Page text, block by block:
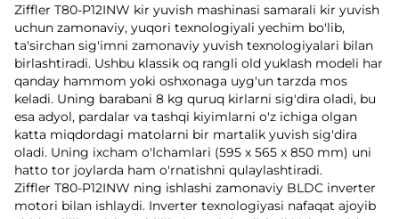
Ziffler T80-P12INW kir yuvish mashinasi samarali kir yuvish
uchun zamonaviy, yuqori texnologiyali yechim bo'lib,
ta'sirchan sig'imni zamonaviy yuvish texnologiyalari bilan
birlashtiradi. Ushbu klassik oq rangli old yuklash modeli har
qanday hammom yoki oshxonaga uyg'un tarzda mos
keladi. Uning barabani 8 kg quruq kirlarni sig'dira oladi, bu
esa adyol, pardalar va tashqi kiyimlarni o'z ichiga olgan
katta miqdordagi matolarni bir martalik yuvish sig'dira
oladi. Uning ixcham o'lchamlari (595 x 565 x 850 mm) uni
hatto tor joylarda ham o'rnatishni qulaylashtiradi.
Ziffler T80-P12INW ning ishlashi zamonaviy BLDC inverter
motori bilan ishlaydi. Inverter texnologiyasi nafaqat ajoyib